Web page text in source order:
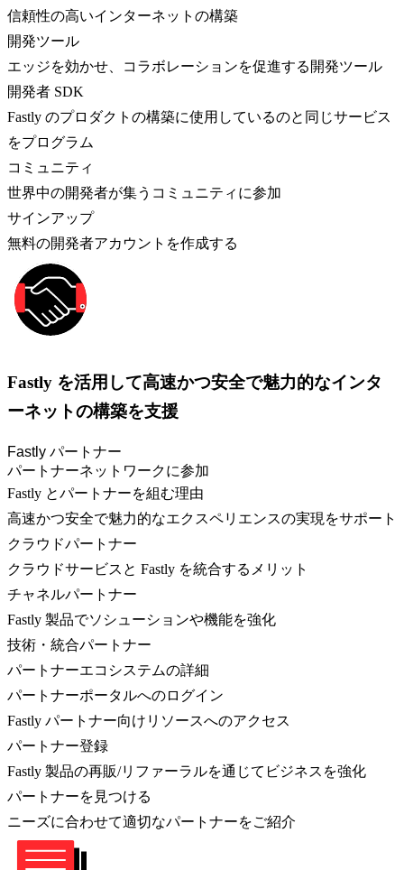
信頼性の高いインターネットの構築
開発ツール
エッジを効かせ、コラボレーションを促進する開発ツール
開発者 SDK
Fastly のプロダクトの構築に使用しているのと同じサービス
をプログラム
コミュニティ
世界中の開発者が集うコミュニティに参加
サインアップ
無料の開発者アカウントを作成する
Fastly を活用して高速かつ安全で魅力的なインタ
ーネットの構築を支援
Fastly パートナー
パートナーネットワークに参加
Fastly とパートナーを組む理由
高速かつ安全で魅力的なエクスペリエンスの実現をサポート
クラウドパートナー
クラウドサービスと Fastly を統合するメリット
チャネルパートナー
Fastly 製品でソシューションや機能を強化
技術・統合パートナー
パートナーエコシステムの詳細
パートナーポータルへのログイン
Fastly パートナー向けリソースへのアクセス
パートナー登録
Fastly 製品の再販/リファーラルを通じてビジネスを強化
パートナーを見つける
ニーズに合わせて適切なパートナーをご紹介